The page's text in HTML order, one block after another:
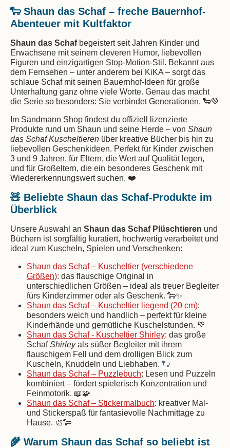
🐑 Shaun das Schaf – freche Bauernhof-
Abenteuer mit Kultfaktor
Shaun das Schafbegeistert seit Jahren Kinder und
Erwachsene mit seinem cleveren Humor, liebevollen
Figuren und einzigartigen Stop-Motion-Stil. Bekannt aus
dem Fernsehen – unter anderem bei KiKA – sorgt das
schlaue Schaf mit seinen Bauernhof-Ideen für große
Unterhaltung ganz ohne viele Worte. Genau das macht
die Serie so besonders: Sie verbindet Generationen. 🐑💚
Im Sandmann Shop findest du offiziell lizenzierte
Produkte rund um Shaun und seine Herde – von Shaun
das Schaf Kuscheltieren über kreative Bücher bis hin zu
liebevollen Geschenkideen. Perfekt für Kinder zwischen
3 und 9 Jahren, für Eltern, die Wert auf Qualität legen,
und für Großeltern, die ein besonderes Geschenk mit
Wiedererkennungswert suchen. ❤️
🧸 Beliebte Shaun das Schaf-Produkte im
Überblick
Unsere Auswahl an Shaun das Schaf Plüschtieren und
Büchern ist sorgfältig kuratiert, hochwertig verarbeitet und
ideal zum Kuscheln, Spielen und Verschenken:
Shaun das Schaf – Kuscheltier (verschiedene
Größen): das flauschige Original in
unterschiedlichen Größen – ideal als treuer Begleiter
fürs Kinderzimmer oder als Geschenk. 🐑✨
Shaun das Schaf – Kuscheltier liegend (20 cm):
besonders weich und handlich – perfekt für kleine
Kinderhände und gemütliche Kuschelstunden. 💚
Shaun das Schaf - Kuscheltier Shirley: das große
SchafShirleyals süßer Begleiter mit ihrem
flauschigem Fell und dem drolligen Blick zum
Kuscheln, Knuddeln und Liebhaben. 🐑
Shaun das Schaf – Puzzlebuch: Lesen und Puzzeln
kombiniert – fördert spielerisch Konzentration und
Feinmotorik. 📖🧩
Shaun das Schaf – Stickermalbuch: kreativer Mal-
und Stickerspaß für fantasievolle Nachmittage zu
Hause. 🎨🐑
🌾 Warum Shaun das Schaf so beliebt ist